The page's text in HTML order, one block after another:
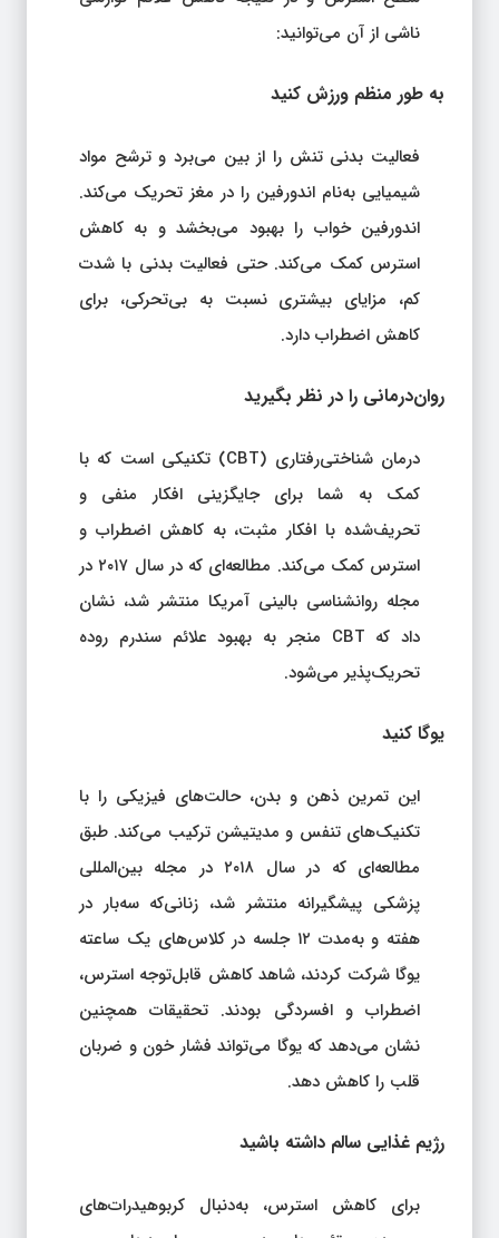
ناشی از آن می‌توانید:
به‌ طور منظم ورزش کنید
فعالیت بدنی تنش را از بین می‌برد و ترشح مواد
شیمیایی به‌نام اندورفین را در مغز تحریک می‌کند.
اندورفین خواب را بهبود می‌بخشد و به کاهش
استرس کمک می‌کند. حتی فعالیت بدنی با شدت
کم، مزایای بیشتری نسبت به بی‌تحرکی، برای
کاهش اضطراب دارد.
روان‌درمانی را در نظر بگیرید
درمان شناختی‌رفتاری (CBT) تکنیکی است که با
کمک به شما برای جایگزینی افکار منفی و
تحریف‌شده با افکار مثبت، به کاهش اضطراب و
استرس کمک می‌کند. مطالعه‌ای که در سال ۲۰۱۷ در
مجله روانشناسی بالینی آمریکا منتشر شد، نشان
داد که CBT منجر به بهبود علائم سندرم روده
تحریک‌پذیر می‌شود.
یوگا کنید
این تمرین ذهن و بدن، حالت‌های فیزیکی را با
تکنیک‌های تنفس و مدیتیشن ترکیب می‌کند. طبق
مطالعه‌ای که در سال ۲۰۱۸ در مجله بین‌المللی
پزشکی پیشگیرانه منتشر شد، زنانی‌که سه‌بار در
هفته و به‌مدت ۱۲ جلسه در کلاس‌های یک ساعته
یوگا شرکت کردند، شاهد کاهش قابل‌توجه استرس،
اضطراب و افسردگی بودند. تحقیقات همچنین
نشان می‌دهد که یوگا می‌تواند فشار خون و ضربان
قلب را کاهش دهد.
رژیم غذایی سالم داشته باشید
برای کاهش استرس، به‌دنبال کربوهیدرات‌های